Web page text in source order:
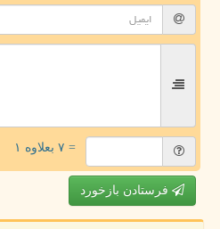
= ۷ بعلاوه ۱
فرستادن بازخورد